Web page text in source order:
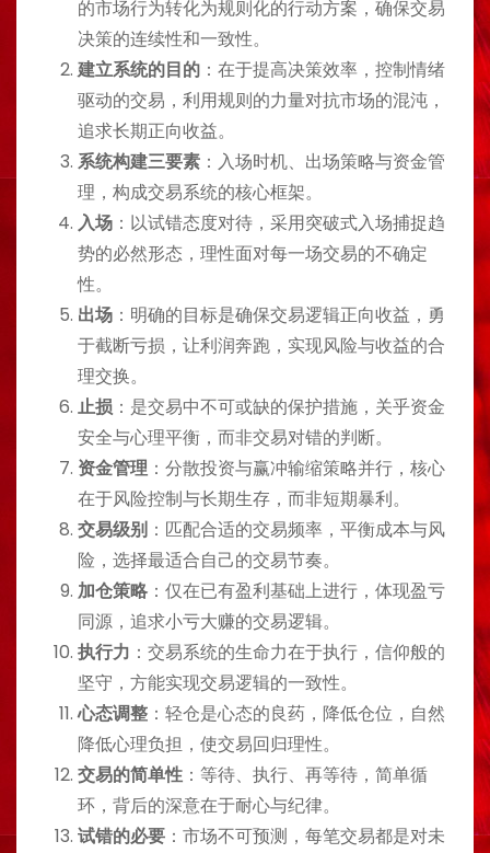
的市场行为转化为规则化的行动方案，确保交易
决策的连续性和一致性。
建立系统的目的 ：在于提高决策效率，控制情绪
驱动的交易，利用规则的力量对抗市场的混沌，
追求长期正向收益。
系统构建三要素 ：入场时机、出场策略与资金管
理，构成交易系统的核心框架。
入场 ：以试错态度对待，采用突破式入场捕捉趋
势的必然形态，理性面对每一场交易的不确定
性。
出场 ：明确的目标是确保交易逻辑正向收益，勇
于截断亏损，让利润奔跑，实现风险与收益的合
理交换。
止损：是交易中不可或缺的保护措施，关乎资金
安全与心理平衡，而非交易对错的判断。
资金管理 ：分散投资与赢冲输缩策略并行，核心
在于风险控制与长期生存，而非短期暴利。
交易级别 ：匹配合适的交易频率，平衡成本与风
险，选择最适合自己的交易节奏。
加仓策略 ：仅在已有盈利基础上进行，体现盈亏
同源，追求小亏大赚的交易逻辑。
执行力 ：交易系统的生命力在于执行，信仰般的
坚守，方能实现交易逻辑的一致性。
心态调整 ：轻仓是心态的良药，降低仓位，自然
降低心理负担，使交易回归理性。
交易的简单性 ：等待、执行、再等待，简单循
环，背后的深意在于耐心与纪律。
试错的必要 ：市场不可预测，每笔交易都是对未